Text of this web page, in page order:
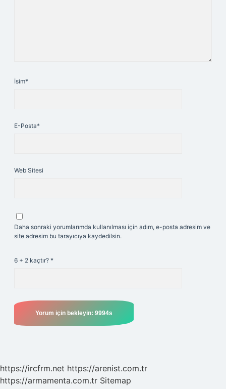
İsim*
E-Posta*
Web Sitesi
Daha sonraki yorumlarımda kullanılması için adım, e-posta adresim ve
site adresim bu tarayıcıya kaydedilsin.
6 + 2 kaçtır? *
https://ircfrm.net https://arenist.com.tr
https://armamenta.com.tr Sitemap